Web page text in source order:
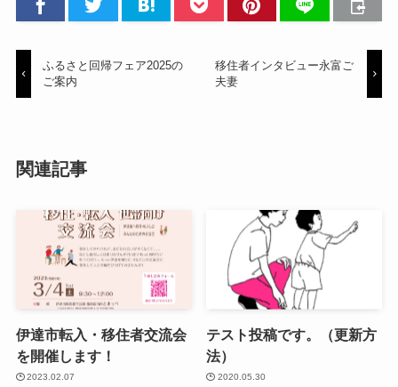
ふるさと回帰フェア2025の
ご案内
移住者インタビュー永富ご
夫妻
関連記事
伊達市転入・移住者交流会
を開催します！
2023.02.07
テスト投稿です。（更新方
法）
2020.05.30